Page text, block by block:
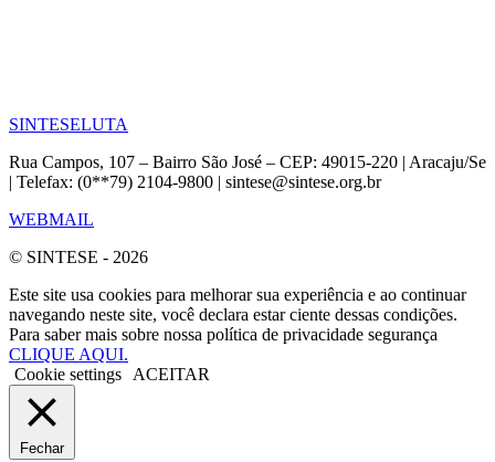
SINTESELUTA
Rua Campos, 107 – Bairro São José – CEP: 49015-220 | Aracaju/Se
| Telefax: (0**79) 2104-9800 | sintese@sintese.org.br
WEBMAIL
© SINTESE - 2026
Este site usa cookies para melhorar sua experiência e ao continuar
navegando neste site, você declara estar ciente dessas condições.
Para saber mais sobre nossa política de privacidade segurança
CLIQUE AQUI.
Cookie settings
ACEITAR
Fechar